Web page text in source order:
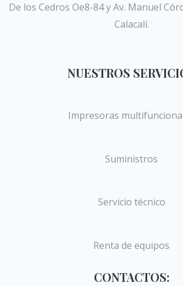
De los Cedros Oe8-84 y Av. Manuel
Calacalí.
NUESTROS
Impresoras
Suministros
Servicio técnico
Renta de equipos
CONTACTOS: